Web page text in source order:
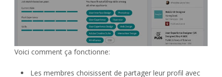
Voici comment ça fonctionne:
Les membres choisissent de partager leur profil avec